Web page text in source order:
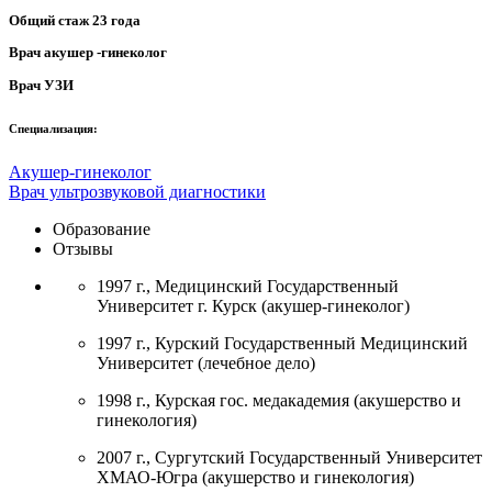
Общий стаж 23 года
Врач акушер -гинеколог
Врач УЗИ
Специализация:
Акушер-гинеколог
Врач ультрозвуковой диагностики
Образование
Отзывы
1997 г., Медицинский Государственный
Университет г. Курск (акушер-гинеколог)
1997 г., Курский Государственный Медицинский
Университет (лечебное дело)
1998 г., Курская гос. медакадемия (акушерство и
гинекология)
2007 г., Сургутский Государственный Университет
ХМАО-Югра (акушерство и гинекология)